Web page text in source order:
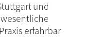
und
erfahrbar